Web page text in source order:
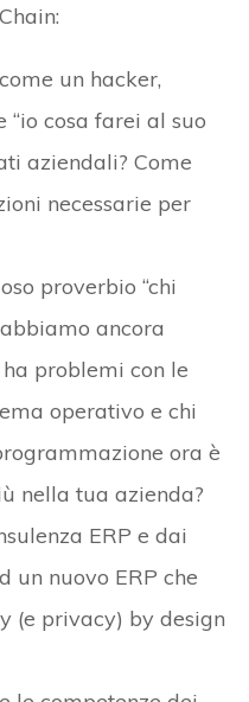
un hacker,
“io cosa farei al suo
aziendali? Come
necessarie per
proverbio “chi
ancora
problemi con le
operativo e chi
ora è
nella tua azienda?
ERP e dai
un nuovo ERP che
(e privacy) by design